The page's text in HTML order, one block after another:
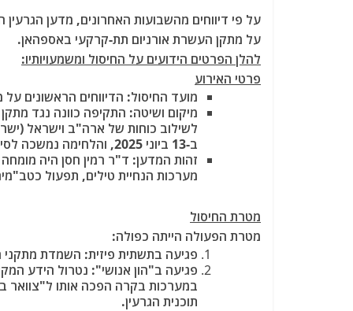
על פי דיווחים מהשבועות האחרונים, מדען הגרעין
על מתקן העשרת אורניום תת-קרקעי באספהאן.
להלן הפרטים הידועים על החיסול ומשמעויותיו:
פרטי האירוע
מועד החיסול: הדיווחים הראשונים על מותו עלו
מיקום ושיטה: התקיפה כוונה נגד
לשילוב כוחות של ארה"ב וישראל
ב-13 ביוני 2025, והלחימה נמשכה לסירוגין לתוך 2026).
זהות המדען: ד"ר רמין חסן היה
מערכות הנחיית טילים, תפעול
מטרת החיסול
מטרת הפעולה הייתה כפולה:
פגיעה בתשתית פיזית: השמדת מתקני
פגיעה ב"הון אנושי": נטרול הידע
במערכות בקרה הפכה אותו ל"צוואר
תוכנית הגרעין.